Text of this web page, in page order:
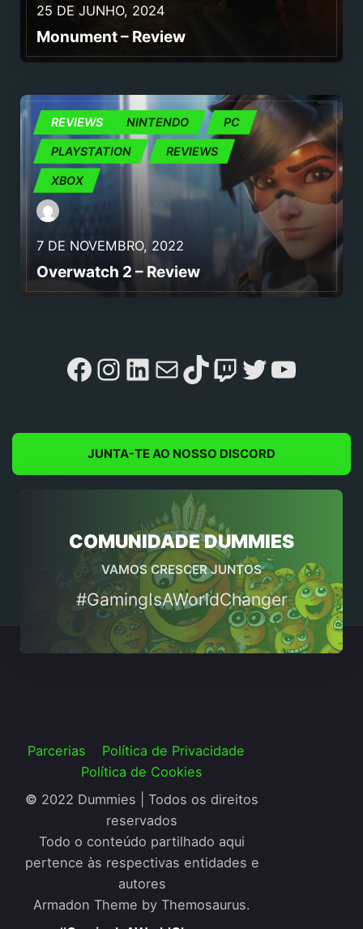
25 DE JUNHO, 2024
Monument – Review
JOGOS NINTENDO PC
PLAYSTATION REVIEWS
XBOX
7 DE NOVEMBRO, 2022
Overwatch 2 – Review
REVIEWS
Facebook
Instagram
LinkedIn
MailTikTok
Twitch
Twitter
JUNTA-TE AO NOSSO DISCORD
COMUNIDADE DUMMIES
VAMOS CRESCER JUNTOS
#GamingIsAWorldChanger
Parcerias
Política de Privacidade
Política de Cookies
© 2022 Dummies | Todos os direitos
reservados
Todo o conteúdo partilhado aqui
pertence às respectivas entidades e
autores
Armadon Theme by Themosaurus.